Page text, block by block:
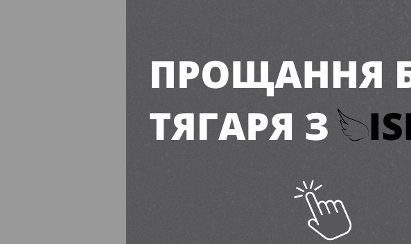
Єва Буянова 16:00, 6 Серпня 2026